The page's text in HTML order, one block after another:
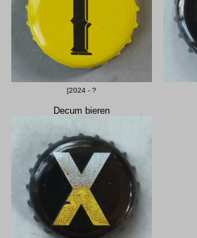
[2024 - ?
Decum bieren